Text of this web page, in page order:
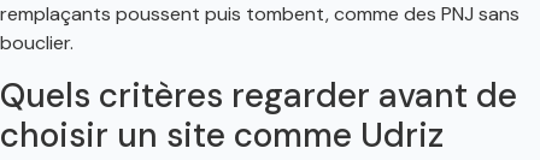
remplaçants poussent puis tombent, comme des PNJ sans
bouclier.
Quels critères regarder avant de
choisir un site comme Udriz